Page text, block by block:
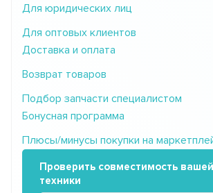
Для юридических лиц
Для оптовых клиентов
Доставка и оплата
Возврат товаров
Подбор запчасти специалистом
Бонусная программа
Плюсы/минусы покупки на
Проверить совместимость
техники